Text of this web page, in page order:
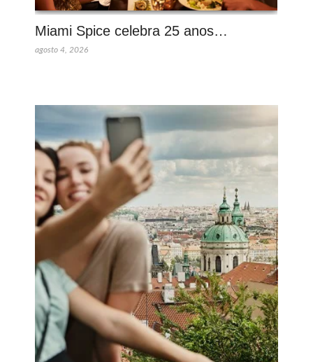
Miami Spice celebra 25 anos…
agosto 4, 2026